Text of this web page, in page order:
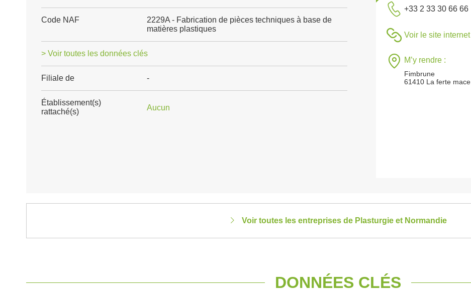
Code NAF
2229A - Fabrication de pièces techniques à base de
matières plastiques
> Voir toutes les données clés
Filiale de -
Établissement(s)
rattaché(s)
Aucun
+33 2 33 30 66 66
Voir le site internet
M’y rendre :
Fimbrune
61410 La ferte mace
Voir toutes les entreprises de Plasturgie et Normandie
DONNÉES CLÉS